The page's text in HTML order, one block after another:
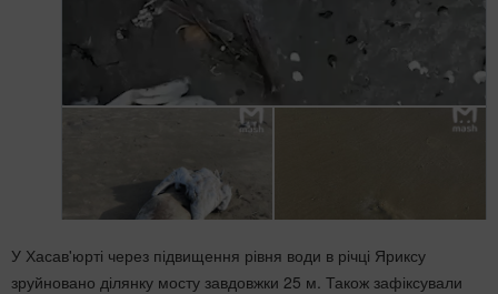
У Хасав'юрті через підвищення рівня води в річці Яриксу
зруйновано ділянку мосту завдовжки 25 м. Також зафіксували